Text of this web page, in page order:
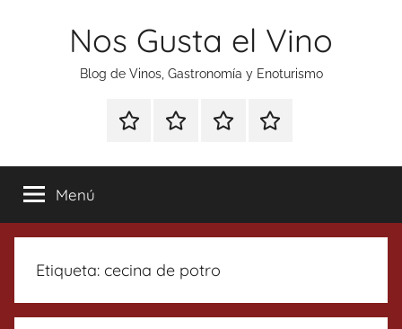
Nos Gusta el Vino
Blog de Vinos, Gastronomía y Enoturismo
Especial
Tonics
Enoturismo
Gastronomía
RankingContacto
Menú
Etiqueta: cecina de potro